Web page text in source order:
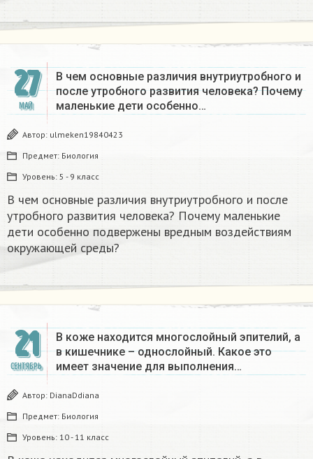
27
МАЙ
В чем основные различия внутриутробного и
после утробного развития человека? Почему
маленькие дети особенно…
Автор: ulmeken19840423
Предмет: Биология
Уровень: 5 - 9 класс
В чем основные различия внутриутробного и после
утробного развития человека? Почему маленькие
дети особенно подвержены вредным воздействиям
окружающей среды?
21
СЕНТЯБРЬ
В коже находится многослойный эпителий, а
в кишечнике – однослойный. Какое это
имеет значение для выполнения…
Автор: DianaDdiana
Предмет: Биология
Уровень: 10 - 11 класс